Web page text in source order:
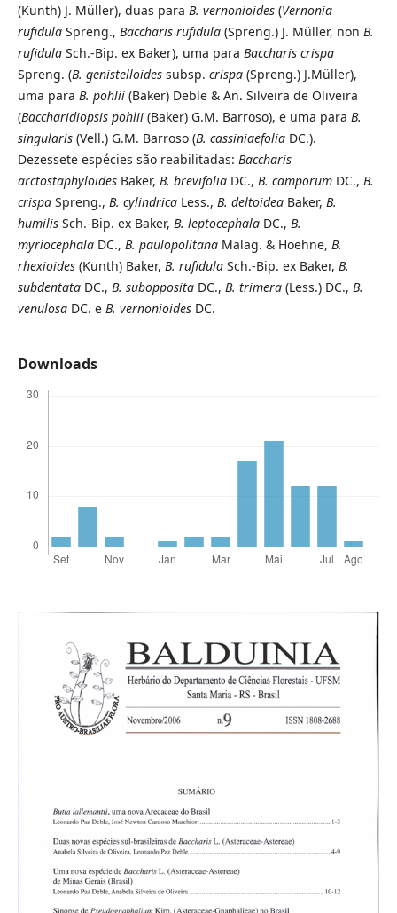
(Kunth) J. Müller), duas para B. vernonioides(Vernonia
rufidulaSpreng., Baccharis rufidula(Spreng.) J. Müller, non B.
rufidulaSch.-Bip. ex Baker), uma para Baccharis crispa
Spreng. (B. genistelloidessubsp. crispa(Spreng.) J.Müller),
uma para B. pohlii (Baker) Deble & An. Silveira de Oliveira
(Baccharidiopsis pohlii(Baker) G.M. Barroso), e uma para B.
singularis(Vell.) G.M. Barroso (B. cassiniaefoliaDC.).
Dezessete espécies são reabilitadas: Baccharis
arctostaphyloidesBaker, B. brevifoliaDC., B. camporumDC., B.
crispaSpreng., B. cylindricaLess., B. deltoideaBaker, B.
humilis Sch.-Bip. ex Baker, B. leptocephalaDC., B.
myriocephalaDC., B. paulopolitana Malag. & Hoehne, B.
rhexioides(Kunth) Baker, B. rufidulaSch.-Bip. ex Baker, B.
subdentataDC., B. suboppositaDC., B. trimera(Less.) DC., B.
venulosaDC. e B. vernonioidesDC.
Downloads